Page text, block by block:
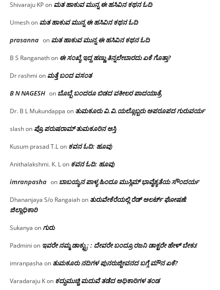
Shivaraju KPon ಮತ ಹಾಕುವ ಮುನ್ನ ಈ ಹಸಿವಿನ ಕಥನ ಓದಿ
Umeshon ಮತ ಹಾಕುವ ಮುನ್ನ ಈ ಹಸಿವಿನ ಕಥನ ಓದಿ
prasanna on ಮತ ಹಾಕುವ ಮುನ್ನ ಈ ಹಸಿವಿನ ಕಥನ ಓದಿ
B S Ranganathon ಈ ಸಂಖ್ಯೆ ಇದ್ದ ಹಣ್ಣು ತಿನ್ನಲೇಬಾರದು ಏಕೆ ಗೊತ್ತಾ?
Dr rashmi on ಮತ್ತೆ ಬಂದ ವಸಂತ
B N NAGESH on ಬೊಬ್ಬೆ ಬಂದರೂ ಬಿಡದ ವಕೀಲರ ಪಾದಯಾತ್ರೆ
Dr. B L Mukundappa on ತುಮಕೂರು‌ ವಿ.ವಿ.ಯಲ್ಲೊಬ್ಬರು ಅಪರೂಪದ ಗುರುವರ್ಯ
slashon ಪ್ರೊ.ಪರುಷರಾಮ್ ತುಮಕೂರಿನ ಆಸ್ತಿ
Kusum prasad T.Lon ಕವನ ಓದಿ: ಹೂವು
Anithalakshmi. K. Lon ಕವನ ಓದಿ: ಹೂವು
imranpasha on ಬಾಬಯ್ಯನ ಪಾಳ್ಯ ಹಿಂದೂ ಮುಸ್ಲಿಮ್ ಭಾವೈಕ್ಯತೆಯ ಸೌಂದರ್ಯ
Dhananjaya S/o Rangaiahon ತುರುವೇಕೆರೆಯಲ್ಲಿ ರೆಡ್ ಅಲರ್ಟ್ ಘೋಷಣೆ:
ಜಿಲ್ಲಾಧಿಕಾರಿ
Sukanya onಗುರು
Padmini on ಇವರೇ ನಮ್ಮ ಡಾಕ್ಟ್ರು; : ದೇವರೇ ಬಂದ್ರೂ ರಜನಿ ಡಾಕ್ಟರೇ ಹೇಳ್ ಬೇಕು!
imranpasha on ತುಮಕೂರು ನದಿಗಳ ಪುನರುಜ್ಜೀವನದ ಬಗ್ಗೆ ಮೌನ ಏಕೆ?
Varadaraju Kon ಕದ್ದುಮುಚ್ಚಿ ಮದುವೆ ತಡೆದ ಅಧಿಕಾರಿಗಳ ತಂಡ